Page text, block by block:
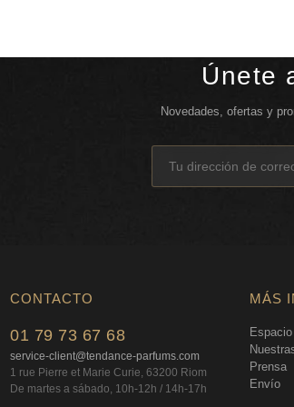
Únete
Novedades, ofertas y
CONTACTO
01 79 73 67 68
service-client@tendance-parfums.com
1 rue Pierre et Marie Curie, 63200 Riom
De martes a sábado, 10h-12h / 14h-17h
MÁS
Prensa
Envío